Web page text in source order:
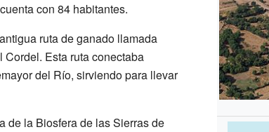
con 84 habitantes.
ruta de ganado llamada
Esta ruta conectaba
del Río, sirviendo para llevar
de la Biosfera de las Sierras de